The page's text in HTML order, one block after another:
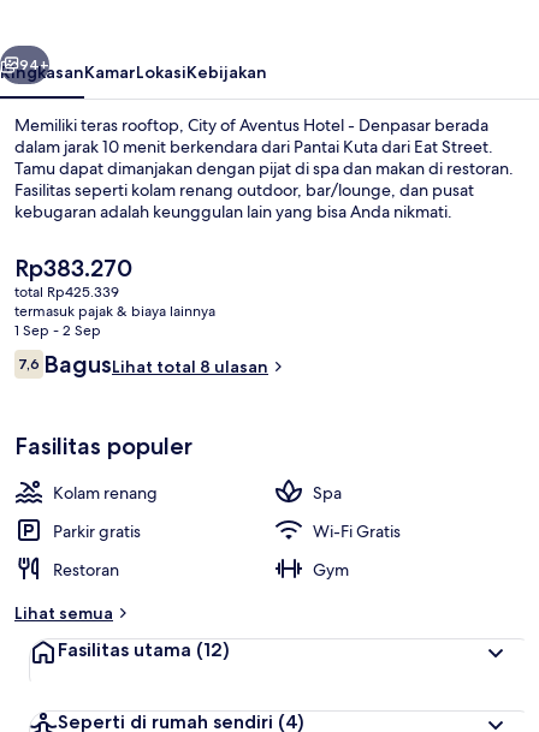
Denpasar
Berikutnya
94+
RingkasanKamarLokasiKebijakan
Memiliki teras rooftop, City of Aventus Hotel - Denpasar berada
dalam jarak 10 menit berkendara dari Pantai Kuta dari Eat Street.
Tamu dapat dimanjakan dengan pijat di spa dan makan di restoran.
Fasilitas seperti kolam renang outdoor, bar/lounge, dan pusat
kebugaran adalah keunggulan lain yang bisa Anda nikmati.
Harga
saat
ini
Rp383.270
Rp383.270
total Rp425.339
termasuk pajak & biaya lainnya
1 Sep - 2 Sep
Ulasan
7,67,6 dari 10
BagusLihat total 8 ulasan
Fasilitas populer
Kolam renang
Spa
Parkir gratis
Wi-Fi Gratis
Restoran
Gym
Lihat semua
Fasilitas utama (12)
Seperti di rumah sendiri (4)